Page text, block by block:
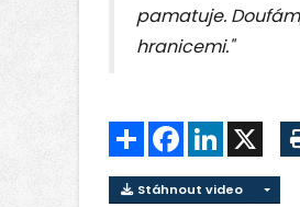
pamatuje.
hranicemi."
Sdílet FacebookLinkedIn
Stáhnout video